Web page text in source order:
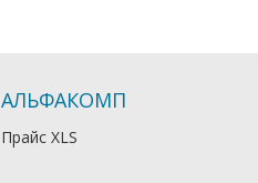
АЛЬФАКОМП
Прайс XLS